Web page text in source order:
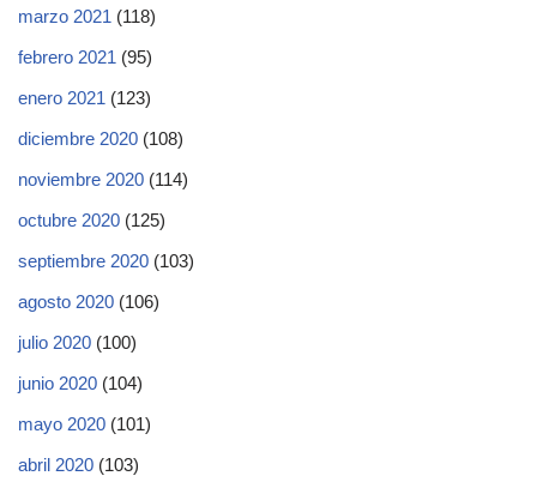
marzo 2021 (118)
febrero 2021 (95)
enero 2021 (123)
diciembre 2020 (108)
noviembre 2020 (114)
octubre 2020 (125)
septiembre 2020 (103)
agosto 2020 (106)
julio 2020 (100)
junio 2020 (104)
mayo 2020 (101)
abril 2020 (103)